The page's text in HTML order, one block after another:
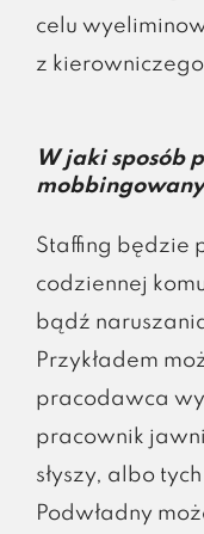
celu
z
W jaki sposób
Staffing będzie
codziennej
bądź
Przykładem
pracodawca
pracownik
słyszy, albo
Podwładny